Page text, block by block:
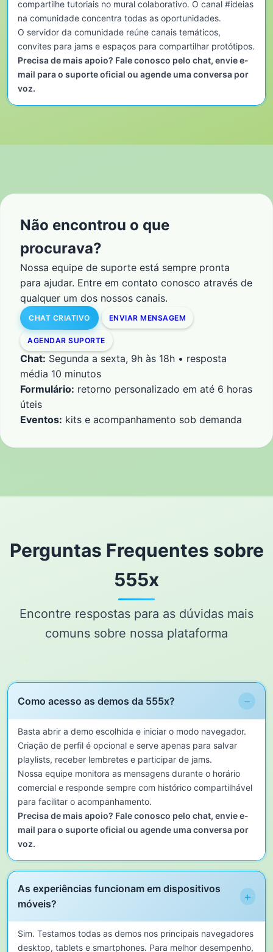
compartilhe tutoriais no mural colaborativo. O canal #ideias
na comunidade concentra todas as oportunidades.
O servidor da comunidade reúne canais temáticos,
convites para jams e espaços para compartilhar protótipos.
Precisa de mais apoio? Fale conosco pelo chat, envie e-
mail para o suporte oficial ou agende uma conversa por
voz.
Não encontrou o que
procurava?
Nossa equipe de suporte está sempre pronta
para ajudar. Entre em contato conosco através de
qualquer um dos nossos canais.
CHAT CRIATIVO ENVIAR MENSAGEM
AGENDAR SUPORTE
Chat: Segunda a sexta, 9h às 18h • resposta
média 10 minutos
Formulário: retorno personalizado em até 6 horas
úteis
Eventos: kits e acompanhamento sob demanda
Perguntas Frequentes sobre
555x
Encontre respostas para as dúvidas mais
comuns sobre nossa plataforma
Como acesso as demos da 555x? −
Basta abrir a demo escolhida e iniciar o modo navegador.
Criação de perfil é opcional e serve apenas para salvar
playlists, receber lembretes e participar de jams.
Nossa equipe monitora as mensagens durante o horário
comercial e responde sempre com histórico compartilhável
para facilitar o acompanhamento.
Precisa de mais apoio? Fale conosco pelo chat, envie e-
mail para o suporte oficial ou agende uma conversa por
voz.
As experiências funcionam em dispositivos
móveis?
+
Sim. Testamos todas as demos nos principais navegadores
desktop, tablets e smartphones. Para melhor desempenho,